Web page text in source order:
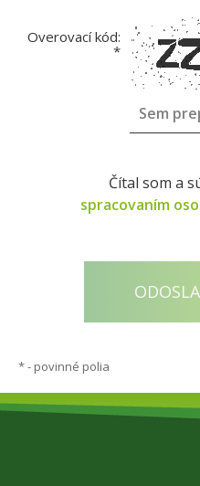
Overovací kód:
*
Čítal som a
spracovaním
*- povinné polia